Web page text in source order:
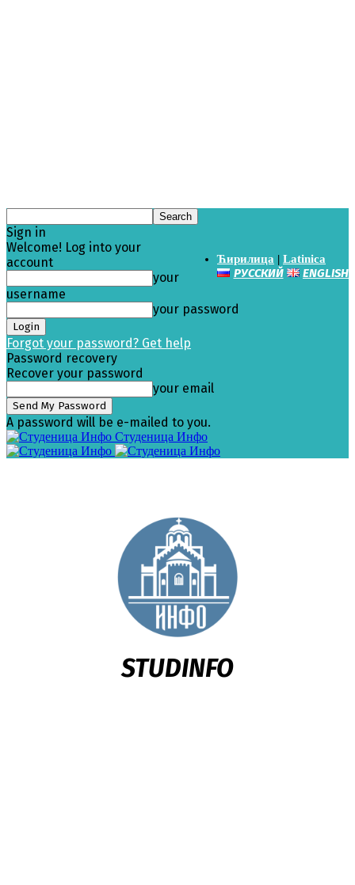
Ћирилица | Latinica
РУССКИЙ ENGLISH
Sign in
Welcome! Log into your
account
your
username
your password
Forgot your password? Get help
Password recovery
Recover your password
your email
A password will be e-mailed to you.
Студеница Инфо
STUDINFO